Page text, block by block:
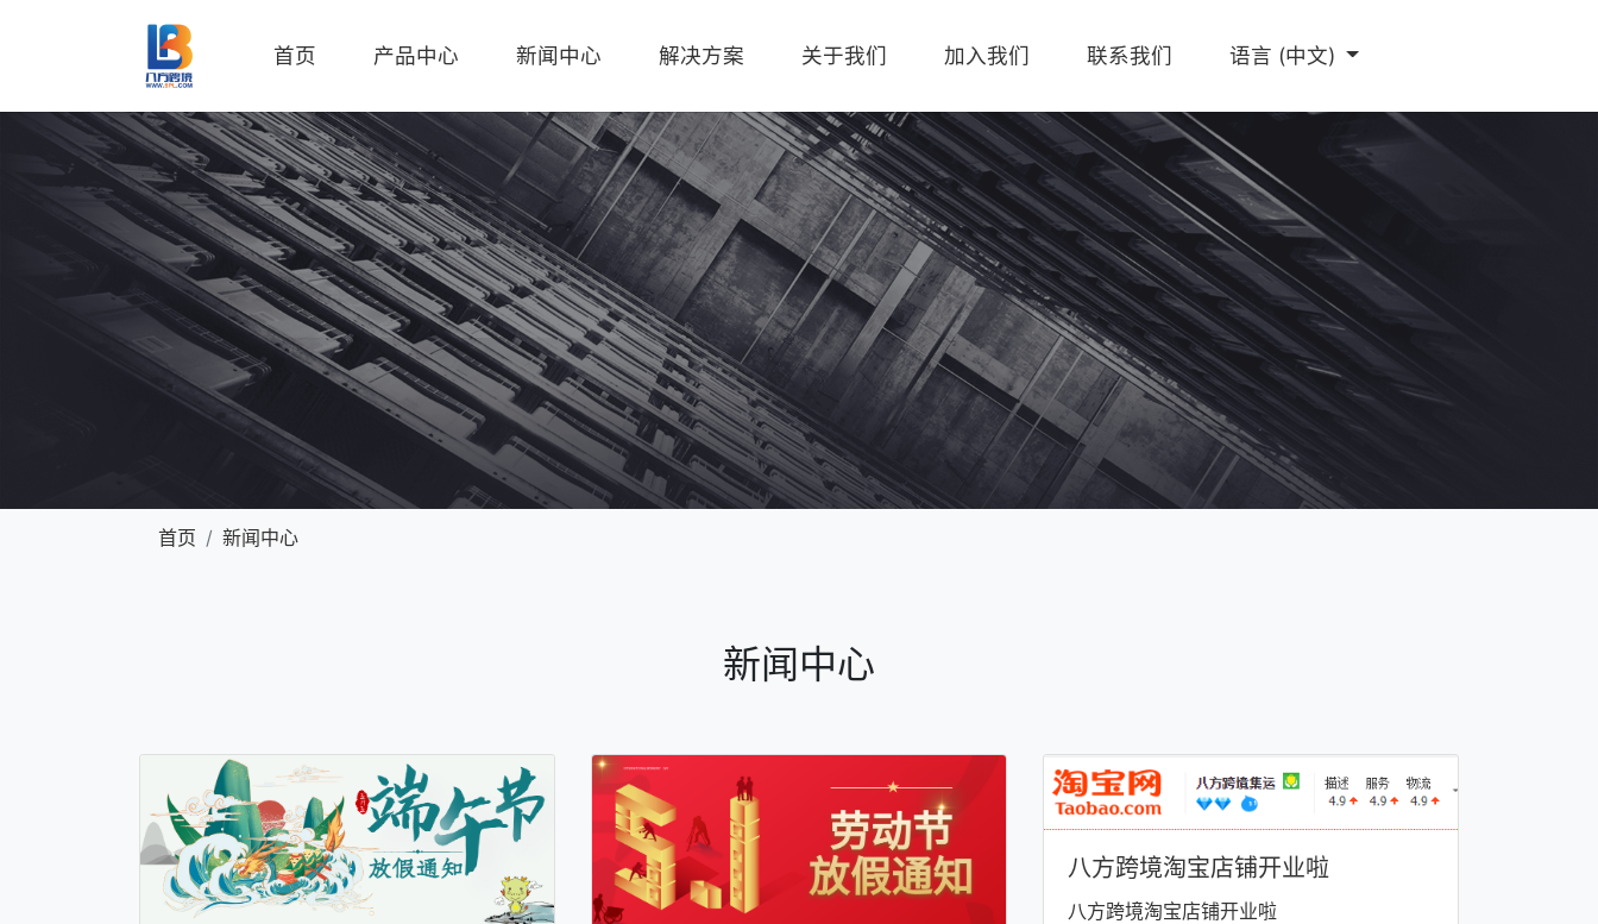
首页 产品中心 新闻中心 解决方案 关于我们 加入我们 联系我们 语言 (中文)
首页 新闻中心
新闻中心
八方跨境淘宝店铺开业啦
八方跨境淘宝店铺开业啦